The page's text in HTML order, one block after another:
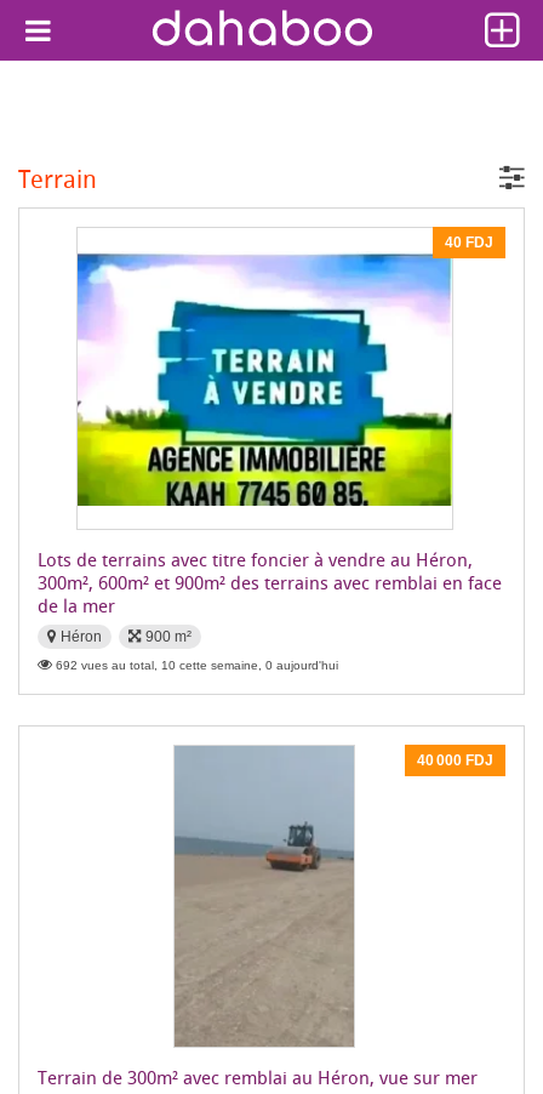
Terrain
40 FDJ
Lots de terrains avec titre foncier à vendre au Héron,
300m², 600m² et 900m² des terrains avec remblai en face
de la mer
Héron 900 m²
692 vues au total, 10 cette semaine, 0 aujourd'hui
40 000 FDJ
Terrain de 300m² avec remblai au Héron, vue sur mer